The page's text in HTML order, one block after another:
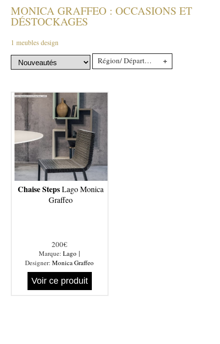
MONICA GRAFFEO : OCCASIONS ET
DÉSTOCKAGES
1 meubles design
Région/ Département +
Chaise StepsLago Monica
Graffeo
200€
Marque:Lago |
Designer:Monica Graffeo
Voir ce produit